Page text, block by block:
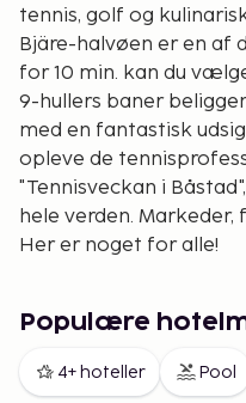
tennis, golf og
Bjäre-halvøen er en
for 10 min. kan du
9-hullers baner
med en fantastisk
opleve de
"Tennisveckan i
hele verden.
Her er noget for alle!
Populære
4+ hoteller Pool